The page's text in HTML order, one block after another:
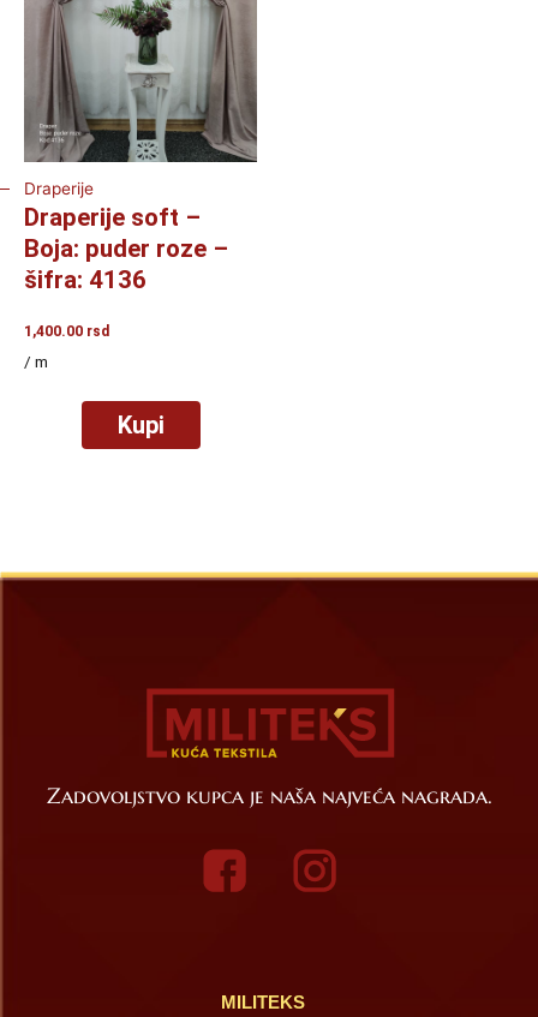
Draperije
Draperije soft –
Boja: puder roze –
šifra: 4136
1,400.00 rsd
/ m
Kupi
Zadovoljstvo kupca je naša najveća nagrada.
MILITEKS